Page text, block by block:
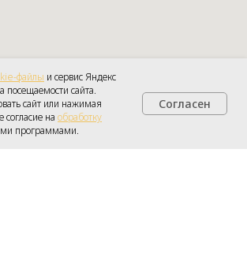
файлы и сервис Яндекс
посещаемости сайта.
сайт или нажимая
согласие на обработку
программами.
Согласен
Получить консультацию